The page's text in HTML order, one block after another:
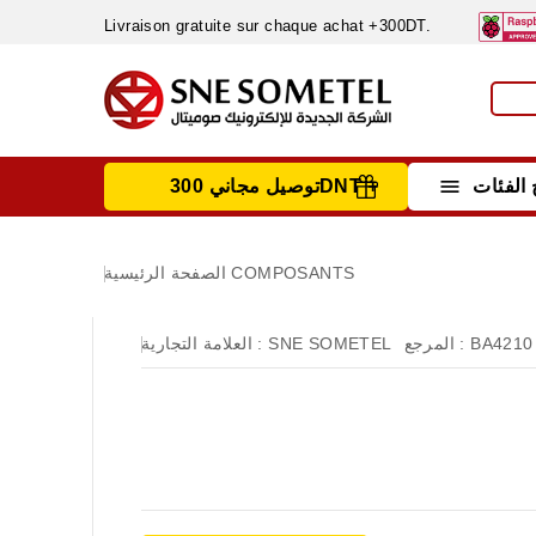
Livraison gratuite sur chaque achat +300DT.
 توصيل مجاني 300DNT +
الصفحة الرئيسية COMPOSANTS
العلامة التجارية : SNE SOMETEL المرجع : BA4210